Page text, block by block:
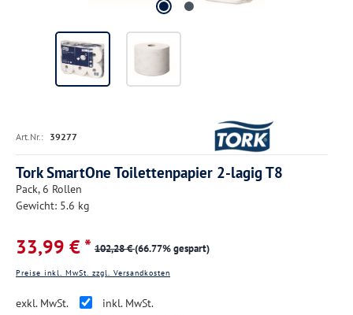
Art.Nr.: 39277
Tork SmartOne Toilettenpapier 2-lagig T8
Pack, 6 Rollen
Gewicht: 5.6 kg
33,99 € * 102,28 €(66.77% gespart)
Preise inkl. MwSt. zzgl. Versandkosten
exkl. MwSt.
inkl. MwSt.